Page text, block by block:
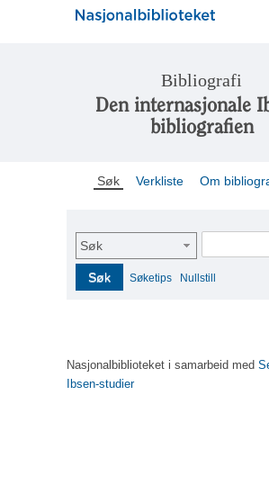
Bibliografi
Den internasjonale
bibliografien
Søk Verkliste Om
Søk
Søk Søketips Nullstill
Nasjonalbiblioteket i samarbeid med
Ibsen-studier